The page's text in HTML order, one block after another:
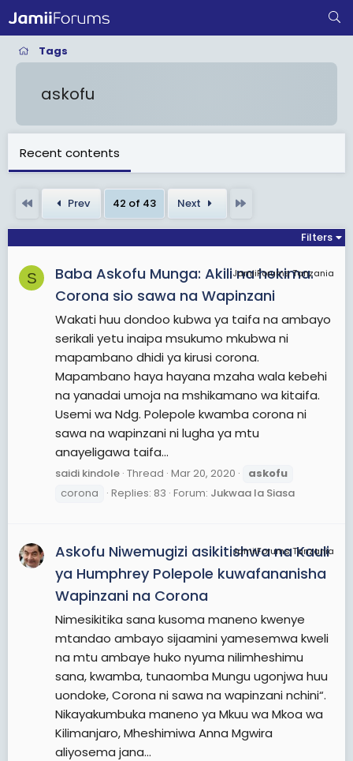
Tags
askofu
Recent contents
Prev 42 of 43 Next
Filters
S JamiiForums Tanzania
Baba Askofu Munga: Akili na hekima.
Corona sio sawa na Wapinzani
Wakati huu dondoo kubwa ya taifa na ambayo
serikali yetu inaipa msukumo mkubwa ni
mapambano dhidi ya kirusi corona.
Mapambano haya hayana mzaha wala kebehi
na yanadai umoja na mshikamano wa kitaifa.
Usemi wa Ndg. Polepole kwamba corona ni
sawa na wapinzani ni lugha ya mtu
anayeligawa taifa...
saidi kindole Thread Mar 20, 2020
askofu
corona
Replies: 83 Forum: Jukwaa la Siasa
JamiiForums Tanzania
Askofu Niwemugizi asikitishwa na Kauli
ya Humphrey Polepole kuwafananisha
Wapinzani na Corona
Nimesikitika sana kusoma maneno kwenye
mtandao ambayo sijaamini yamesemwa kweli
na mtu ambaye huko nyuma nilimheshimu
sana, kwamba, tunaomba Mungu ugonjwa huu
uondoke, Corona ni sawa na wapinzani nchini“.
Nikayakumbuka maneno ya Mkuu wa Mkoa wa
Kilimanjaro, Mheshimiwa Anna Mgwira
aliyosema jana...